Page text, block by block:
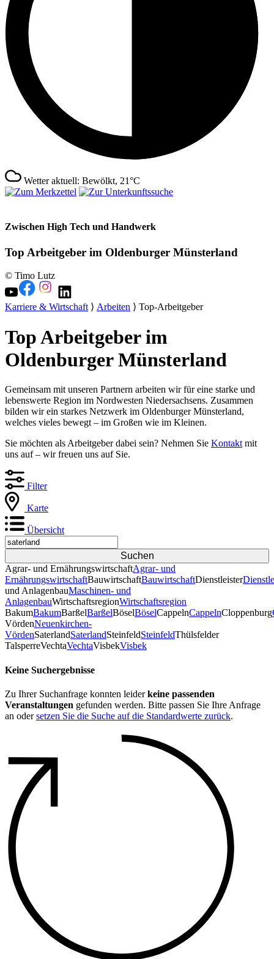
Wetter aktuell: Bewölkt, 21°C
Zwischen High Tech und Handwerk
Top Arbeitgeber im Oldenburger Münsterland
© Timo Lutz
Karriere & Wirtschaft⟩ Arbeiten ⟩ Top-Arbeitgeber
Top Arbeitgeber im
Oldenburger Münsterland
Gemeinsam mit unseren Partnern arbeiten wir für eine starke und
lebenswerte Region im Nordwesten Niedersachsens. Zusammen
bilden wir ein starkes Netzwerk im Oldenburger Münsterland,
welches vieles bewegt – im Großen wie im Kleinen.
Sie möchten als Arbeitgeber dabei sein? Nehmen Sie Kontakt mit
uns auf – wir freuen uns auf Sie.
Filter
Karte
Übersicht
Agrar- und ErnährungswirtschaftAgrar- und
ErnährungswirtschaftBauwirtschaftBauwirtschaftDienstleister
und AnlagenbauMaschinen- und
AnlagenbauWirtschaftsregionWirtschaftsregion
BakumBakumBarßelBarßelBöselBöselCappelnCappelnCloppenburg
VördenNeuenkirchen-
VördenSaterlandSaterlandSteinfeldSteinfeldThülsfelder
TalsperreVechtaVechtaVisbekVisbek
Keine Suchergebnisse
Zu Ihrer Suchanfrage konnten leiderkeine passenden
Veranstaltungen gefunden werden. Bitte passen Sie Ihre Anfrage
an odersetzen Sie die Suche auf die Standardwerte zurück.